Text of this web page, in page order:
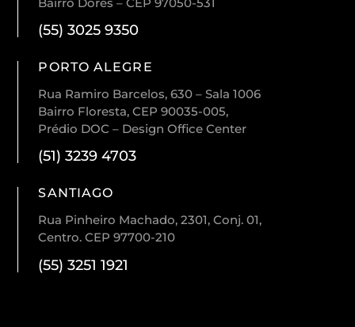
(55) 3025 9350
PORTO ALEGRE
Rua Ramiro Barcelos, 630 – Sala 1006
Bairro Floresta, CEP 90035-005,
Prédio DOC – Design Office Center
(51) 3239 4703
SANTIAGO
Rua Pinheiro Machado, 2301, Conj. 01,
Centro. CEP 97700-210
(55) 3251 1921